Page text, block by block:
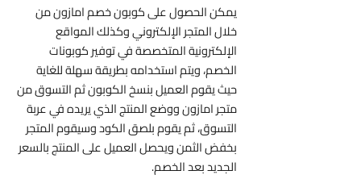
يمكن الحصول على كوبون خصم امازون من
خلال المتجر الإلكتروني وكذلك المواقع
الإلكترونية المتخصصة في توفير كوبونات
الخصم، ويتم استخدامه بطريقة سهلة للغاية
حيث يقوم العميل بنسخ الكوبون ثم التسوق من
متجر امازون ووضع المنتج الذي يريده في عربة
التسوق، ثم يقوم بلصق الكود وسيقوم المتجر
بخفض الثمن ويحصل العميل على المنتج بالسعر
الجديد بعد الخصم.